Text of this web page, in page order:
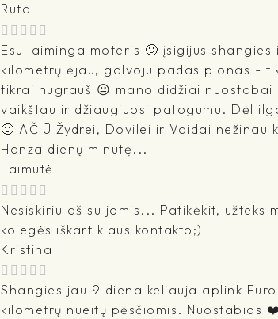
Rūta
Esu laiminga moteris 🙂 įsigijus
kilometrų ėjau, galvoju padas plonas -
tikrai nugrauš 😐 mano didžiai
vaikštau ir džiaugiuosi patogumu. Dėl
🙂 AČIŪ Žydrei, Dovilei ir Vaidai nežinau
Hanza dienų minutę...
Laimutė
Nesiskiriu aš su jomis... Patikėkit, užteks
kolegės iškart klaus kontakto;)
Kristina
Shangies jau 9 diena keliauja aplink
kilometrų nueitų pėsčiomis. Nuostabios ❤️